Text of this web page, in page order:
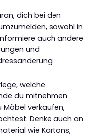
dich bei den
sowohl in
auch andere
und
welche
du mitnehmen
verkaufen,
Denke auch an
wie Kartons,